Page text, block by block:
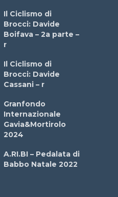
Il Ciclismo di
Brocci: Davide
Boifava – 2a parte –
r
Il Ciclismo di
Brocci: Davide
Cassani – r
Granfondo
Internazionale
Gavia&Mortirolo
2024
A.RI.BI – Pedalata di
Babbo Natale 2022